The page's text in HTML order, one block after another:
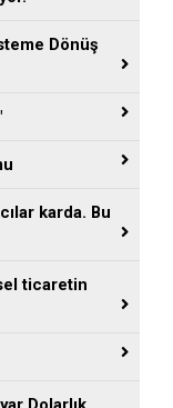
Dönüş
karda. Bu
ticaretin